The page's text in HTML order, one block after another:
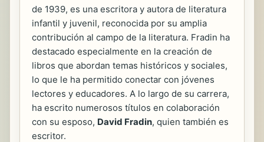
de 1939, es una escritora y autora de literatura
infantil y juvenil, reconocida por su amplia
contribución al campo de la literatura. Fradin ha
destacado especialmente en la creación de
libros que abordan temas históricos y sociales,
lo que le ha permitido conectar con jóvenes
lectores y educadores. A lo largo de su carrera,
ha escrito numerosos títulos en colaboración
con su esposo, David Fradin, quien también es
escritor.